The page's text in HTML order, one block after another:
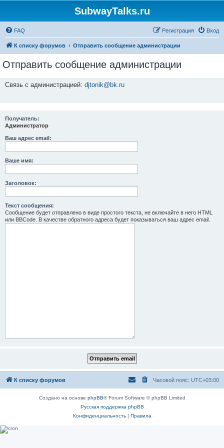
SubwayTalks.ru
FAQ Вход
Регистрация
К списку форумов Отправить сообщение администрации
Отправить сообщение администрации
Связь с администрацией: djtonik@bk.ru
Получатель:
Администратор
Ваш адрес email:
Ваше имя:
Заголовок:
Текст сообщения:
Сообщение будет отправлено в виде простого текста, не включайте в него HTML
или BBCode. В качестве обратного адреса будет показываться ваш адрес email.
К списку форумов Часовой пояс: UTC+03:00
Создано на основе phpBB® Forum Software © phpBB Limited
Русская поддержка phpBB
Конфиденциальность| Правила